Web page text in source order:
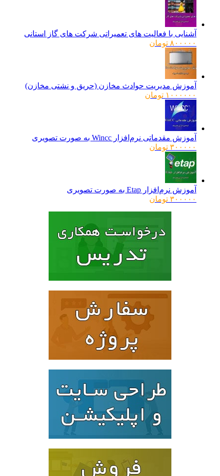
آشنایی با فعالیت های تعمیراتی شرکت های گاز استانی
۸۰۰۰۰۰ تومان
آموزش مدیریت حوادث مخازن (حریق و نشتی مخازن)
۱۰۰۰۰۰۰ تومان
آموزش مقدماتی نرم‌افزار Wincc به صورت تصویری
۳۰۰۰۰۰ تومان
آموزش نرم‌افزار Etap به صورت تصویری
۳۰۰۰۰۰ تومان